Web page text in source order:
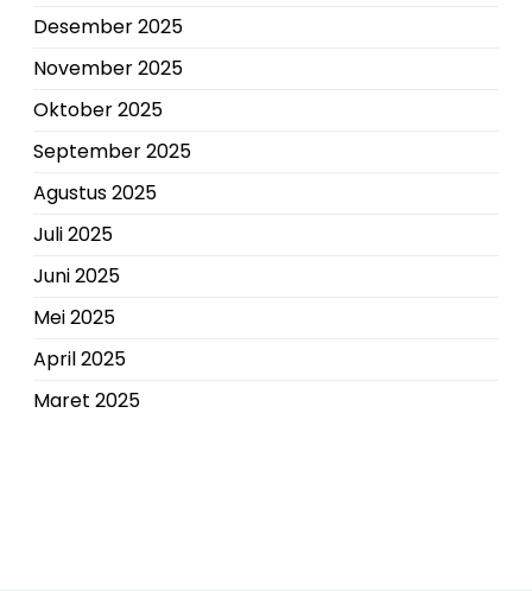
Desember 2025
November 2025
Oktober 2025
September 2025
Agustus 2025
Juli 2025
Juni 2025
Mei 2025
April 2025
Maret 2025